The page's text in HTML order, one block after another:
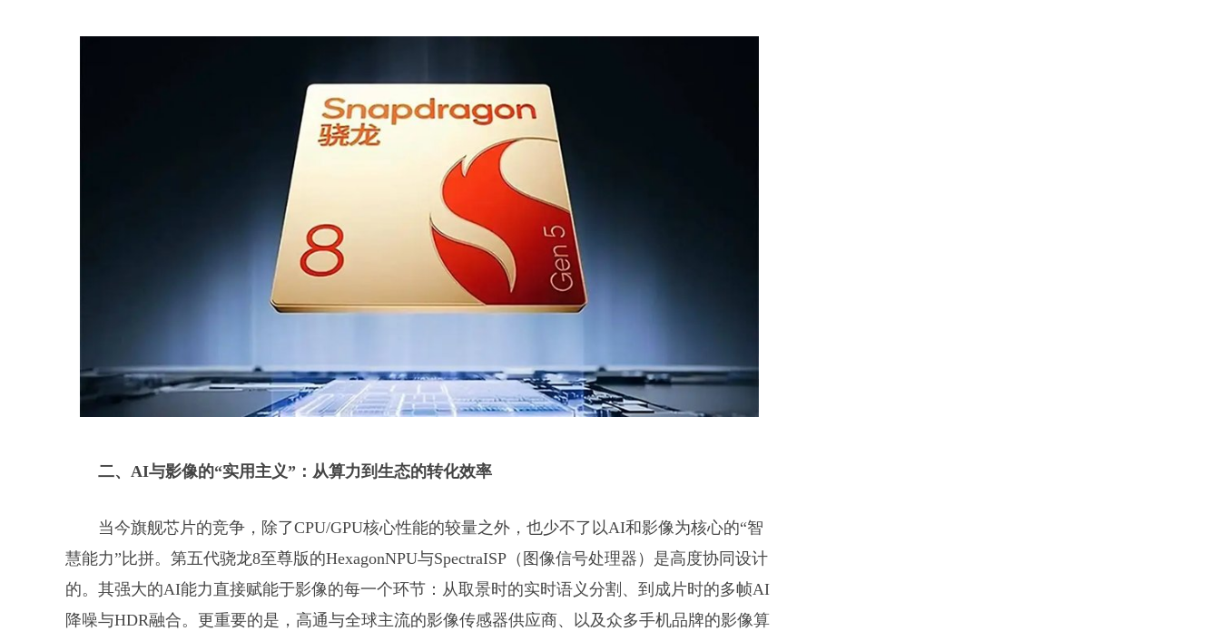
二、AI与影像的“实用主义”：从算力到生态的转化效率
当今旗舰芯片的竞争，除了CPU/GPU核心性能的较量之外，也少不了以AI和影像为核心的“智
慧能力”比拼。第五代骁龙8至尊版的HexagonNPU与SpectraISP（图像信号处理器）是高度协同设计
的。其强大的AI能力直接赋能于影像的每一个环节：从取景时的实时语义分割、到成片时的多帧AI
降噪与HDR融合。更重要的是，高通与全球主流的影像传感器供应商、以及众多手机品牌的影像算